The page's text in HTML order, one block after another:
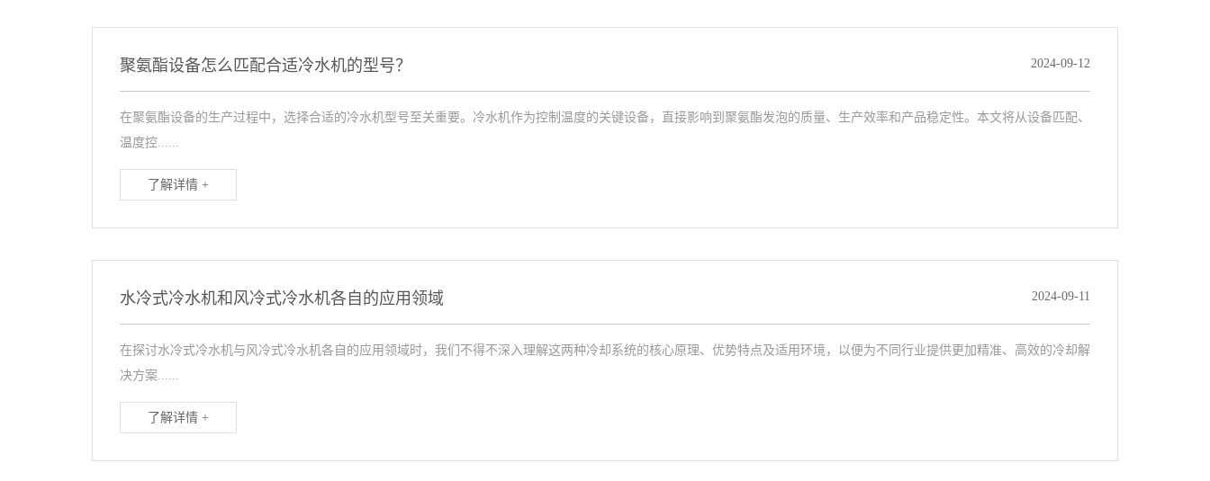
聚氨酯设备怎么匹配合适冷水机的型号？ 2024-09-12
在聚氨酯设备的生产过程中，选择合适的冷水机型号至关重要。冷水机作为控制温度的关键设备，直接影响到聚氨酯发泡的质量、生产效率和产品稳定性。本文将从设备匹配、
温度控......
了解详情 +
水冷式冷水机和风冷式冷水机各自的应用领域 2024-09-11
在探讨水冷式冷水机与风冷式冷水机各自的应用领域时，我们不得不深入理解这两种冷却系统的核心原理、优势特点及适用环境，以便为不同行业提供更加精准、高效的冷却解
决方案......
了解详情 +